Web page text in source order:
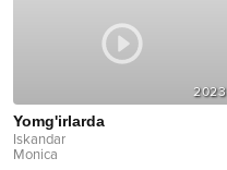
2023
Yomg'irlarda
Iskandar
Monica